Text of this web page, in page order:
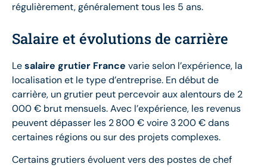
régulièrement, généralement tous les 5 ans.
Salaire et évolutions de carrière
Lesalaire grutier France varie selon l’expérience, la
localisation et le type d’entreprise. En début de
carrière, un grutier peut percevoir aux alentours de 2
000 € brut mensuels. Avec l’expérience, les revenus
peuvent dépasser les 2 800 € voire 3 200 € dans
certaines régions ou sur des projets complexes.
Certains grutiers évoluent vers des postes de chef